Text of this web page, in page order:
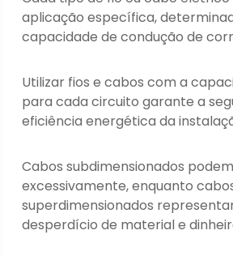
aplicação específica,
capacidade de condução de
Utilizar fios e cabos com a
para cada circuito garante a
eficiência energética da
Cabos subdimensionados
excessivamente, enquanto
superdimensionados
desperdício de material e